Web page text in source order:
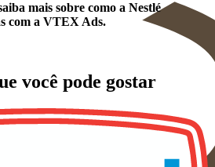
mais sobre como a Nestlé
com a VTEX Ads.
você pode gostar